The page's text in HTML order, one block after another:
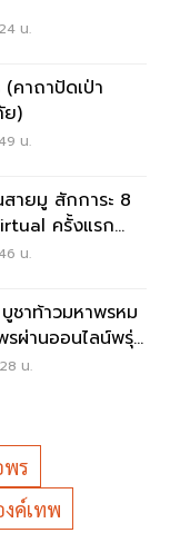
น.
คาถาปัดเป่า
ย)
น.
สายมู สักการะ 8
ครั้งแรก
น.
ชาท้าวมหาพรหม
รผ่านออนไลน์พรุ่ง
น.
ร
งค์เทพ